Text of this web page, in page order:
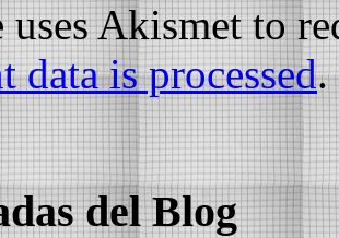
uses Akismet to
data is processed.
del Blog